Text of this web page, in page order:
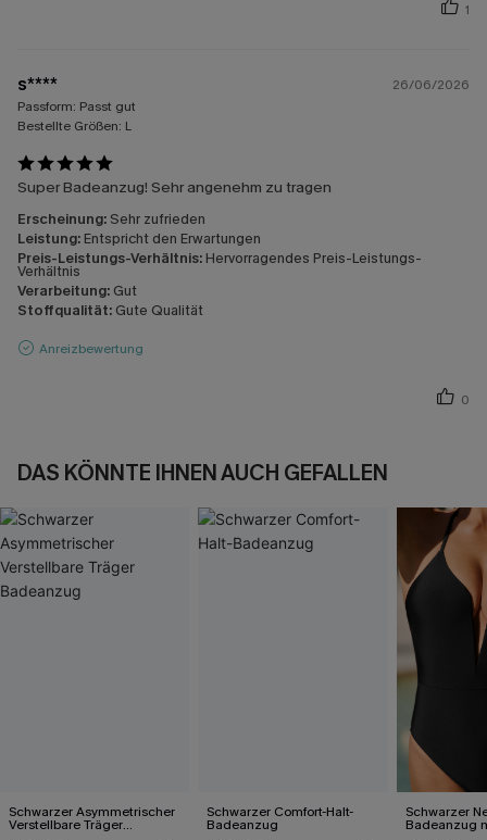
1
s****
26/06/2026
Passform: Passt gut
Bestellte Größen: L
Super Badeanzug! Sehr angenehm zu tragen
Erscheinung: Sehr zufrieden
Leistung: Entspricht den Erwartungen
Preis-Leistungs-Verhältnis: Hervorragendes Preis-Leistungs-
Verhältnis
Verarbeitung: Gut
Stoffqualität: Gute Qualität
Anreizbewertung
0
DAS KÖNNTE IHNEN AUCH GEFALLEN
Schwarzer Asymmetrischer
Verstellbare Träger
Schwarzer Comfort-Halt-
Badeanzug
Schwarzer
Badeanzug